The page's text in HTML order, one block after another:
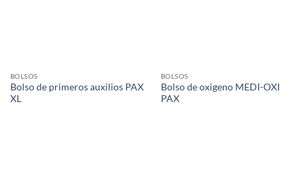
BOLSOS
Bolso de primeros auxilios PAX
XL
BOLSOS
Bolso de oxigeno MEDI-OXI
PAX